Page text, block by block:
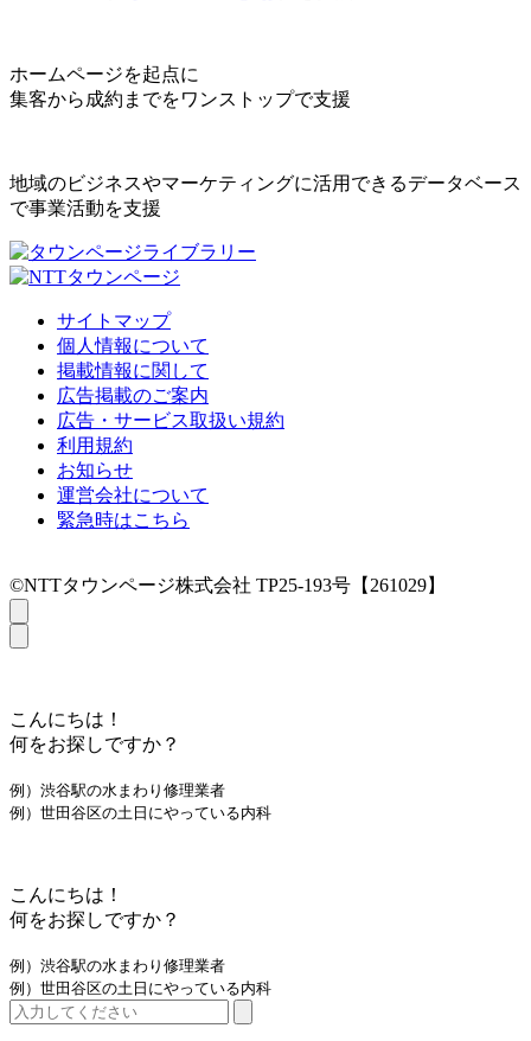
ホームページを起点に
集客から成約までをワンストップで支援
地域のビジネスやマーケティングに活用できるデータベース
で事業活動を支援
サイトマップ
個人情報について
掲載情報に関して
広告掲載のご案内
広告・サービス取扱い規約
利用規約
お知らせ
運営会社について
緊急時はこちら
©NTTタウンページ株式会社 TP25-193号【261029】
こんにちは！
何をお探しですか？
例）渋谷駅の水まわり修理業者
例）世田谷区の土日にやっている内科
こんにちは！
何をお探しですか？
例）渋谷駅の水まわり修理業者
例）世田谷区の土日にやっている内科